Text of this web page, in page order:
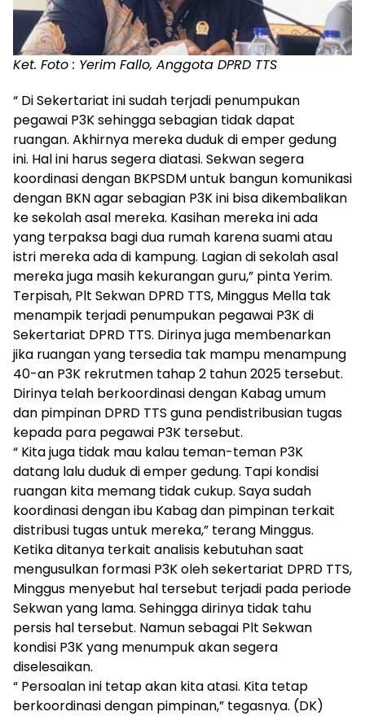
Ket. Foto : Yerim Fallo, Anggota DPRD TTS
“ Di Sekertariat ini sudah terjadi penumpukan
pegawai P3K sehingga sebagian tidak dapat
ruangan. Akhirnya mereka duduk di emper gedung
ini. Hal ini harus segera diatasi. Sekwan segera
koordinasi dengan BKPSDM untuk bangun komunikasi
dengan BKN agar sebagian P3K ini bisa dikembalikan
ke sekolah asal mereka. Kasihan mereka ini ada
yang terpaksa bagi dua rumah karena suami atau
istri mereka ada di kampung. Lagian di sekolah asal
mereka juga masih kekurangan guru,” pinta Yerim.
Terpisah, Plt Sekwan DPRD TTS, Minggus Mella tak
menampik terjadi penumpukan pegawai P3K di
Sekertariat DPRD TTS. Dirinya juga membenarkan
jika ruangan yang tersedia tak mampu menampung
40-an P3K rekrutmen tahap 2 tahun 2025 tersebut.
Dirinya telah berkoordinasi dengan Kabag umum
dan pimpinan DPRD TTS guna pendistribusian tugas
kepada para pegawai P3K tersebut.
“ Kita juga tidak mau kalau teman-teman P3K
datang lalu duduk di emper gedung. Tapi kondisi
ruangan kita memang tidak cukup. Saya sudah
koordinasi dengan ibu Kabag dan pimpinan terkait
distribusi tugas untuk mereka,” terang Minggus.
Ketika ditanya terkait analisis kebutuhan saat
mengusulkan formasi P3K oleh sekertariat DPRD TTS,
Minggus menyebut hal tersebut terjadi pada periode
Sekwan yang lama. Sehingga dirinya tidak tahu
persis hal tersebut. Namun sebagai Plt Sekwan
kondisi P3K yang menumpuk akan segera
diselesaikan.
“ Persoalan ini tetap akan kita atasi. Kita tetap
berkoordinasi dengan pimpinan,” tegasnya. (DK)